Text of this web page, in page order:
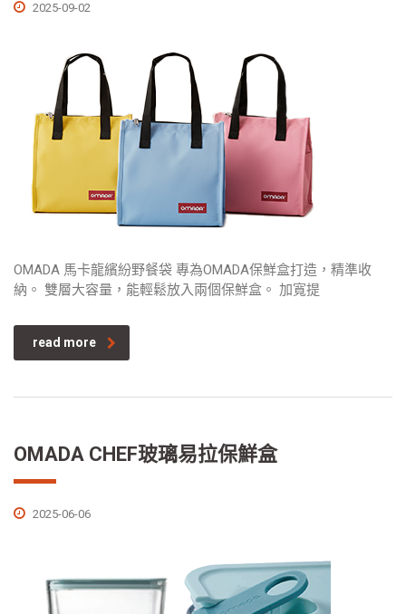
2025-09-02
OMADA 馬卡龍繽紛野餐袋 專為OMADA保鮮盒打造，精準收
納。 雙層大容量，能輕鬆放入兩個保鮮盒。 加寬提
read more
OMADA CHEF玻璃易拉保鮮盒
2025-06-06